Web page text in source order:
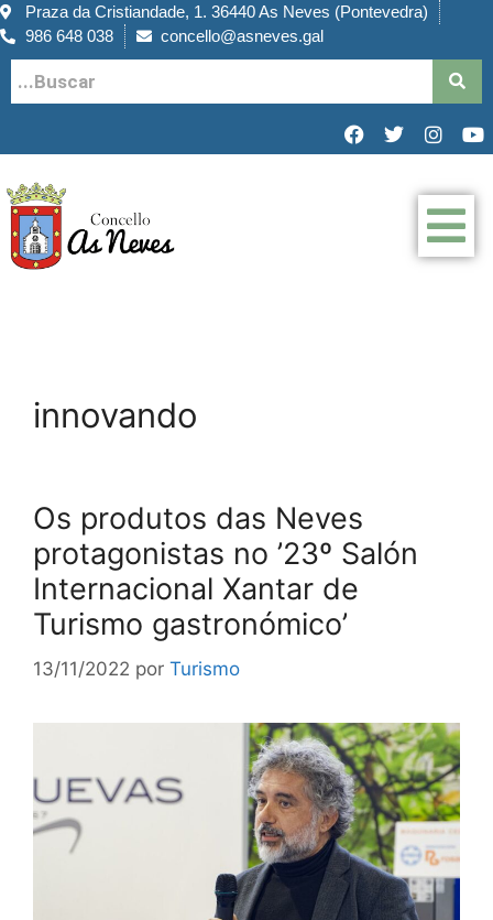
Praza da Cristiandade, 1. 36440 As Neves (Pontevedra)
986 648 038
concello@asneves.gal
innovando
Os produtos das Neves
protagonistas no ’23º Salón
Internacional Xantar de
Turismo gastronómico’
13/11/2022 por Turismo